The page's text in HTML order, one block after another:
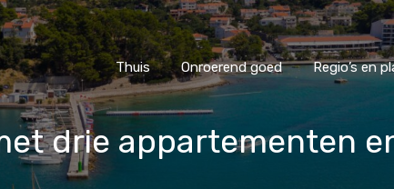
Thuis Onroerend goed Regio’s
Thuis Onroerend goed Regio’s en
drie appartementen